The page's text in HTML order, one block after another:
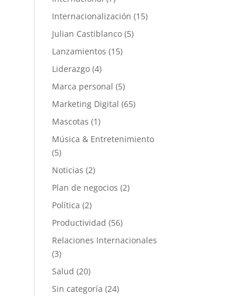
Internacionalización (15)
Julian Castiblanco (5)
Lanzamientos (15)
Liderazgo (4)
Marca personal (5)
Marketing Digital (65)
Mascotas (1)
Música & Entretenimiento
(5)
Noticias (2)
Plan de negocios (2)
Política (2)
Productividad (56)
Relaciones Internacionales
(3)
Salud (20)
Sin categoría (24)